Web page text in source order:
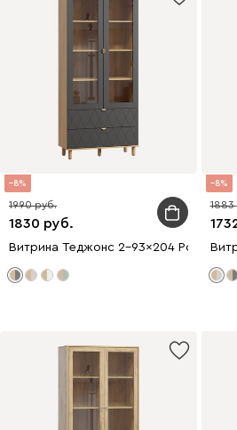
8
1830
1990
Витрина Теджонс 2-93x204 Ромб
8
1883